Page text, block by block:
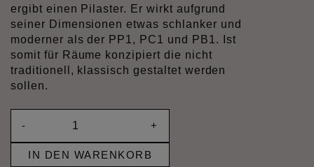
ergibt einen Pilaster. Er wirkt aufgrund
seiner Dimensionen etwas schlanker und
moderner als der PP1, PC1 und PB1. Ist
somit für Räume konzipiert die nicht
traditionell, klassisch gestaltet werden
sollen.
- +
IN DEN WARENKORB